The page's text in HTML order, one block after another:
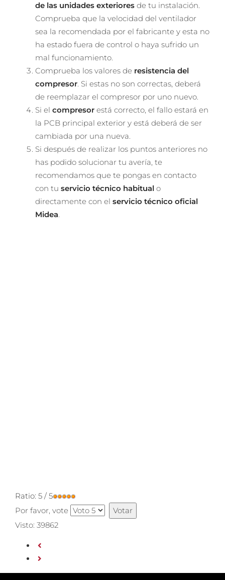
de las unidades exteriores de tu instalación.
Comprueba que la velocidad del ventilador
sea la recomendada por el fabricante y esta no
ha estado fuera de control o haya sufrido un
mal funcionamiento.
Comprueba los valores de resistencia del
compresor. Si estas no son correctas, deberá
de reemplazar el compresor por uno nuevo.
Si el compresor está correcto, el fallo estará en
la PCB principal exterior y está deberá de ser
cambiada por una nueva.
Si después de realizar los puntos anteriores no
has podido solucionar tu avería, te
recomendamos que te pongas en contacto
con tu servicio técnico habitual o
directamente con el servicio técnico oficial
Midea.
Ratio: 5 /5
Por favor, vote
Visto: 39862